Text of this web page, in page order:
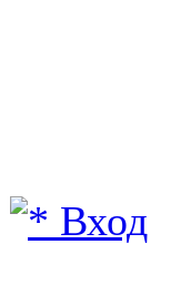
Вход